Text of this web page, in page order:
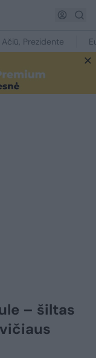
Ačiū, Prezidente
– šiltas